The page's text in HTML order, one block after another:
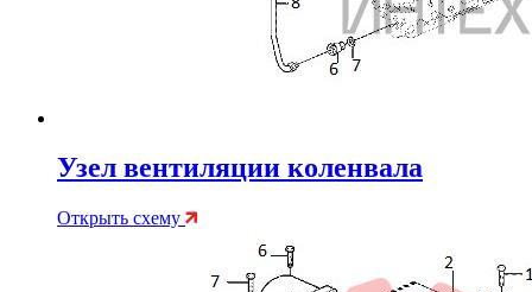
Узел вентиляции коленвала
Открыть схему